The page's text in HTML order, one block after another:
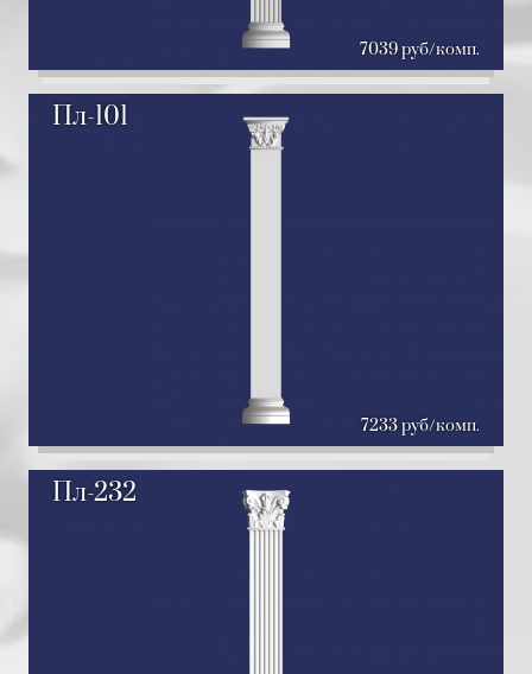
7039 руб/комп.
Пл-101
7233 руб/комп.
Пл-232